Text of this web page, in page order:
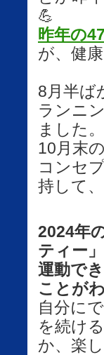
💪
昨年の
が、健
8月半ば
ランニ
ました。
10月末
コンセ
持して
2024年
ティー」
運動で
ことが
自分に
を続け
か、楽